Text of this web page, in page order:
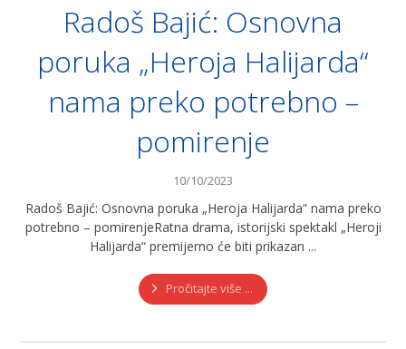
Radoš Bajić: Osnovna
poruka „Heroja Halijarda“
nama preko potrebno –
pomirenje
10/10/2023
Radoš Bajić: Osnovna poruka „Heroja Halijarda“ nama preko
potrebno – pomirenjeRatna drama, istorijski spektakl „Heroji
Halijarda“ premijerno će biti prikazan ...
Pročitajte više ...